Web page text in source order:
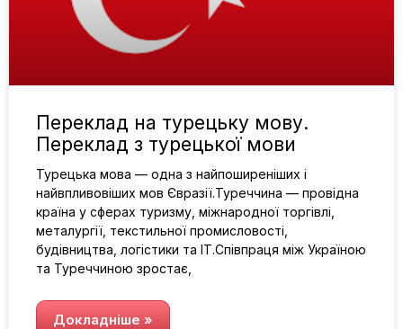
Переклад на турецьку мову.
Переклад з турецької мови
Турецька мова — одна з найпоширеніших і
найвпливовіших мов Євразії.Туреччина — провідна
країна у сферах туризму, міжнародної торгівлі,
металургії, текстильної промисловості,
будівництва, логістики та IT.Співпраця між Україною
та Туреччиною зростає,
Докладніше »